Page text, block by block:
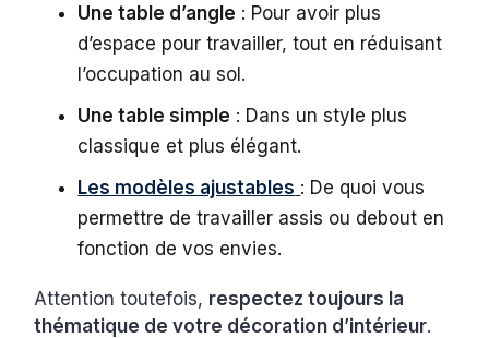
Une table d’angle : Pour avoir plus
d’espace pour travailler, tout en réduisant
l’occupation au sol.
Une table simple : Dans un style plus
classique et plus élégant.
Les modèles ajustables : De quoi vous
permettre de travailler assis ou debout en
fonction de vos envies.
Attention toutefois, respectez toujours la
thématique de votre décoration d’intérieur.